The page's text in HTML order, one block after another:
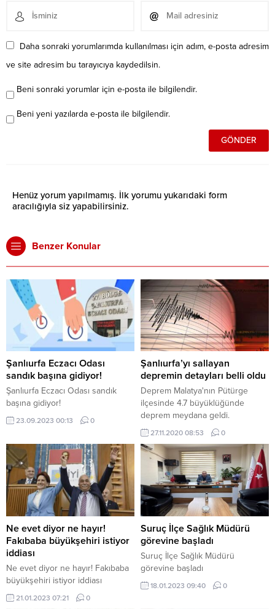
Daha sonraki yorumlarımda kullanılması için adım, e-posta adresim
ve site adresim bu tarayıcıya kaydedilsin.
Beni sonraki yorumlar için e-posta ile bilgilendir.
Beni yeni yazılarda e-posta ile bilgilendir.
Henüz yorum yapılmamış. İlk yorumu yukarıdaki form
aracılığıyla siz yapabilirsiniz.
Benzer Konular
Şanlıurfa Eczacı Odası
sandık başına gidiyor!
Şanlıurfa Eczacı Odası sandık
başına gidiyor!
23.09.2023 00:13 0
Şanlıurfa’yı sallayan
depremin detayları belli oldu
Deprem Malatya'nın Pütürge
ilçesinde 4.7 büyüklüğünde
deprem meydana geldi.
27.11.2020 08:53 0
Ne evet diyor ne hayır!
Fakıbaba büyükşehiri istiyor
iddiası
Ne evet diyor ne hayır! Fakıbaba
büyükşehiri istiyor iddiası
21.01.2023 07:21 0
Suruç İlçe Sağlık Müdürü
görevine başladı
Suruç İlçe Sağlık Müdürü
görevine başladı
18.01.2023 09:40 0